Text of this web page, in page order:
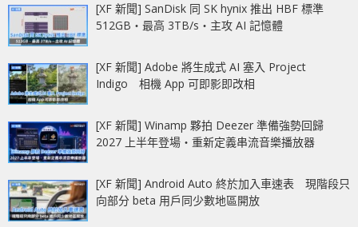
[XF 新聞] SanDisk 同 SK hynix 推出 HBF 標準
512GB‧最高 3TB/s‧主攻 AI 記憶體
[XF 新聞] Adobe 將生成式 AI 塞入 Project
Indigo 相機 App 可即影即改相
[XF 新聞] Winamp 夥拍 Deezer 準備強勢回歸
2027 上半年登場‧重新定義串流音樂播放器
[XF 新聞] Android Auto 終於加入車速表 現階段只
向部分 beta 用戶同少數地區開放